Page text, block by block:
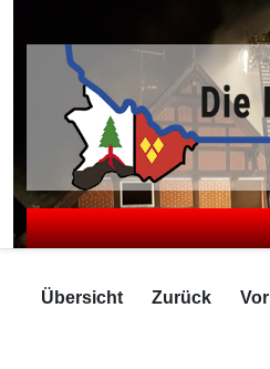
Übersicht Zurück Vor